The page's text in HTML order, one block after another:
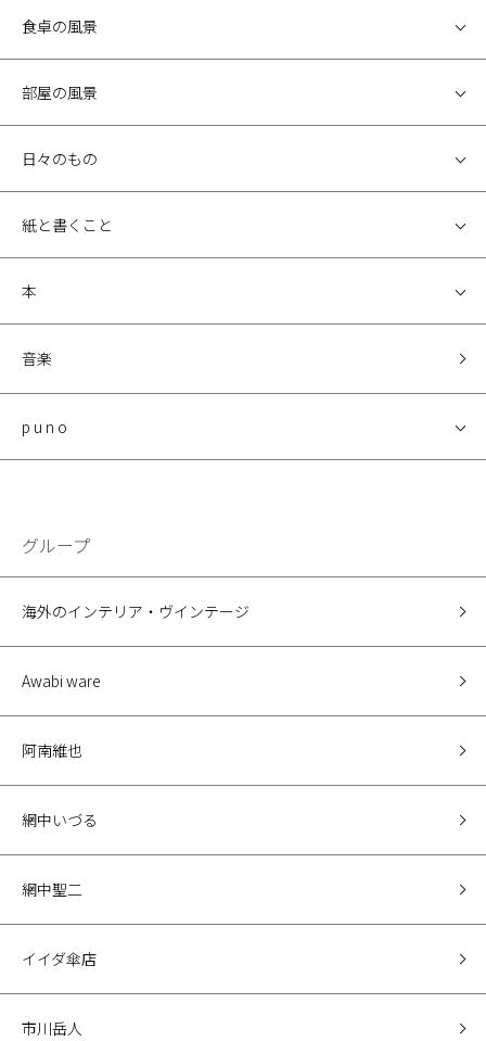
食卓の風景
部屋の風景
日々のもの
紙と書くこと
本
音楽
p u n o
グループ
海外のインテリア・ヴインテージ
Awabi ware
阿南維也
網中いづる
網中聖二
イイダ傘店
市川岳人